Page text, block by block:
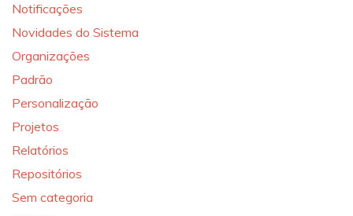
Notificações
Novidades do Sistema
Organizações
Padrão
Personalização
Projetos
Relatórios
Repositórios
Sem categoria